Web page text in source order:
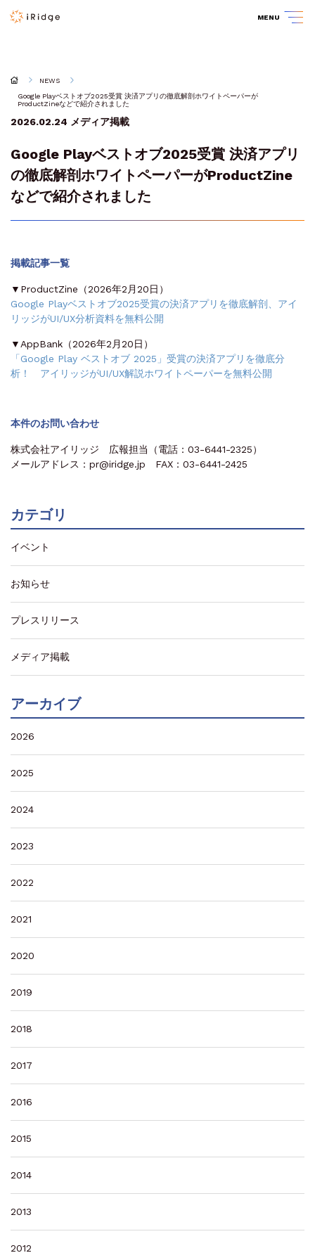
MENU
NEWS
Google Playベストオブ2025受賞 決済アプリの徹底解剖ホワイトペーパーが
ProductZineなどで紹介されました
2026.02.24 メディア掲載
Google Playベストオブ2025受賞 決済アプリ
の徹底解剖ホワイトペーパーがProductZine
などで紹介されました
掲載記事一覧
▼ProductZine（2026年2月20日）
Google Playベストオブ2025受賞の決済アプリを徹底解剖、アイ
リッジがUI/UX分析資料を無料公開
▼AppBank（2026年2月20日）
「Google Play ベストオブ 2025」受賞の決済アプリを徹底分
析！ アイリッジがUI/UX解説ホワイトペーパーを無料公開
本件のお問い合わせ
株式会社アイリッジ 広報担当（電話：03-6441-2325）
メールアドレス：pr@iridge.jp FAX：03-6441-2425
カテゴリ
イベント
お知らせ
プレスリリース
メディア掲載
アーカイブ
2026
2025
2024
2023
2022
2021
2020
2019
2018
2017
2016
2015
2014
2013
2012